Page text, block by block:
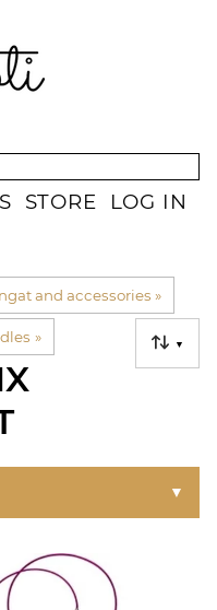
STORE
LOG IN
and accessories ‪»
‪» ▼
▼